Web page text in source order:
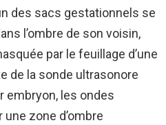
des sacs gestationnels se
l’ombre de son voisin,
par le feuillage d’une
de la sonde ultrasonore
embryon, les ondes
zone d’ombre